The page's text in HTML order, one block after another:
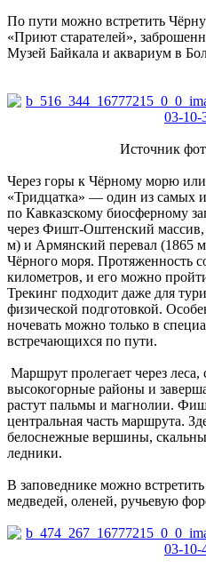
По пути можно встретить
«Приют старателей»,
Музей Байкала и аквариум в
Источник
Через горы к Чёрному морю
«Тридцатка» — один из самых
по Кавказскому биосферному
через Фишт-Оштенский массив,
м) и Армянский перевал (1865
Чёрного моря. Протяженность
километров, и его можно
Трекинг подходит даже для
физической подготовкой.
ночевать можно только в
встречающихся по пути.
Маршрут пролегает через леса,
высокогорные районы и
растут пальмы и магнолии.
центральная часть маршрута.
белоснежные вершины,
ледники.
В заповеднике можно
медведей, оленей, ручьевую